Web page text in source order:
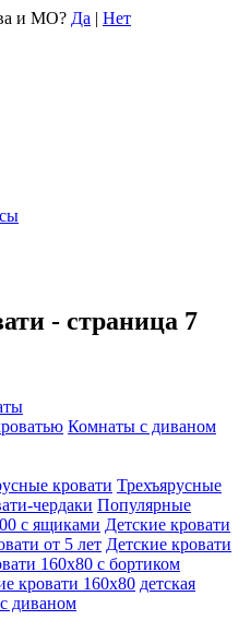
и МО? Да | Нет
- страница 7
Комнаты с диваном
кровати Трехъярусные
чердаки Популярные
с ящиками Детские кровати
от 5 лет Детские кровати
160х80 с бортиком
кровати 160х80 детская
диваном